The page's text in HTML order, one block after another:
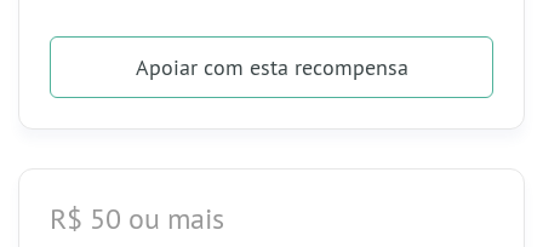
-> Recompensas digitais.
Apoiarcom esta recompensa
R$ 50 ou mais